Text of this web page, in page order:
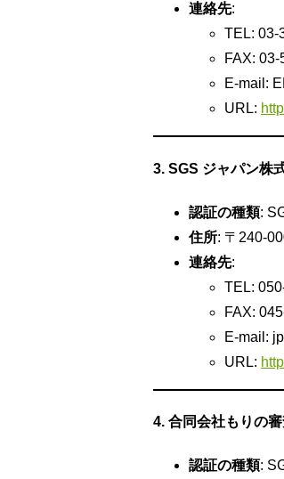
連絡先:
TEL: 03-
FAX:
E-mail:
URL:
3. SGS ジャパン株
認証の種類:
住所: 〒240-
連絡先:
TEL:
FAX:
E-mail:
URL:
4. 合同会社もりの
認証の種類: